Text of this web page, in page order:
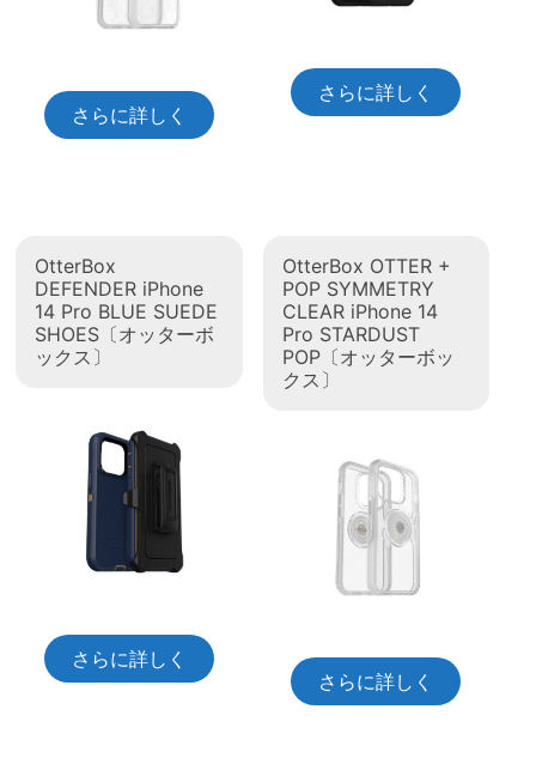
さらに詳しく
さらに詳しく
OtterBox
DEFENDER iPhone
14 Pro BLUE SUEDE
SHOES〔オッターボ
ックス〕
さらに詳しく
OtterBox OTTER +
POP SYMMETRY
CLEAR iPhone 14
Pro STARDUST
POP〔オッターボッ
クス〕
さらに詳しく